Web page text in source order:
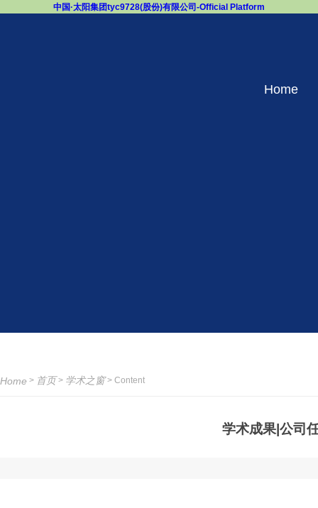
中国·太阳集团tyc9728(股份)有限公司-Official Platform
Home
Home > 首页> 学术之窗> Content
学术成果|公司